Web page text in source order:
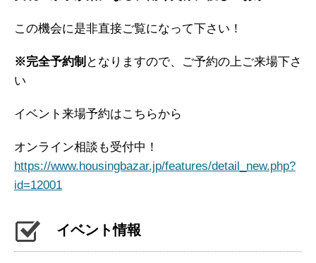
この機会に是非直接ご覧になって下さい！
※完全予約制 となりますので、ご予約の上ご来場下さ
い
イベント来場予約はこちらから
オンライン相談も受付中！
https://www.housingbazar.jp/features/detail_new.php?
id=12001
イベント情報